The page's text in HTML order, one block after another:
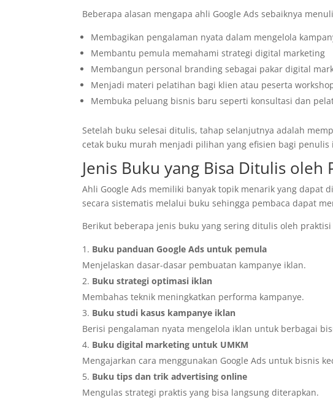
Beberapa alasan mengapa ahli Google Ads sebaiknya
Membagikan pengalaman nyata dalam mengelola
Membantu pemula memahami strategi digital marketing
Membangun personal branding sebagai pakar digital
Menjadi materi pelatihan bagi klien atau peserta
Membuka peluang bisnis baru seperti konsultasi dan
Setelah buku selesai ditulis, tahap selanjutnya adalah
cetak buku murah menjadi pilihan yang efisien bagi penulis
Jenis Buku yang Bisa Ditulis oleh
Ahli Google Ads memiliki banyak topik menarik yang dapat
secara sistematis melalui buku sehingga pembaca dapat
Berikut beberapa jenis buku yang sering ditulis oleh
Buku panduan Google Ads untuk pemula
Menjelaskan dasar-dasar pembuatan kampanye iklan.
Buku strategi optimasi iklan
Membahas teknik meningkatkan performa kampanye.
Buku studi kasus kampanye iklan
Berisi pengalaman nyata mengelola iklan untuk berbagai
Buku digital marketing untuk UMKM
Mengajarkan cara menggunakan Google Ads untuk bisnis
Buku tips dan trik advertising online
Mengulas strategi praktis yang bisa langsung diterapkan.